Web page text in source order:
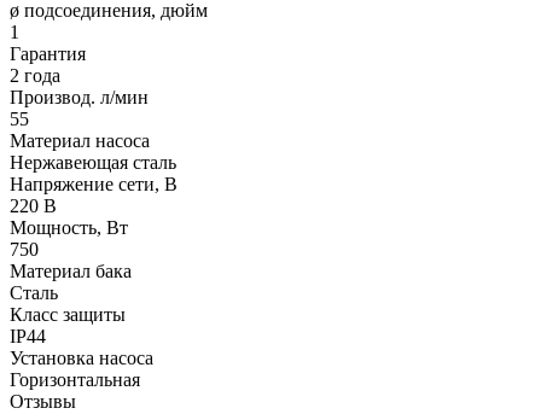
ø подсоединения, дюйм
1
Гарантия
2 года
Производ. л/мин
55
Материал насоса
Нержавеющая сталь
Напряжение сети, В
220 В
Мощность, Вт
750
Материал бака
Сталь
Класс защиты
IP44
Установка насоса
Горизонтальная
Отзывы